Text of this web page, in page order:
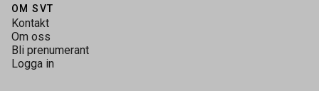
OM SVT
Kontakt
Om oss
Bli prenumerant
Logga in